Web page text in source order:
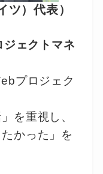
ツ）代表）
ェクトマネ
プロジェク
を重視し、
かった」を